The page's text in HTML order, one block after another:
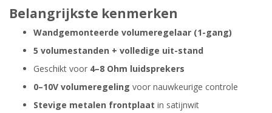
Belangrijkste kenmerken
Wandgemonteerde volumeregelaar (1-gang)
5 volumestanden + volledige uit-stand
Geschikt voor 4–8 Ohm luidsprekers
0–10V volumeregeling voor nauwkeurige controle
Stevige metalen frontplaat in satijnwit